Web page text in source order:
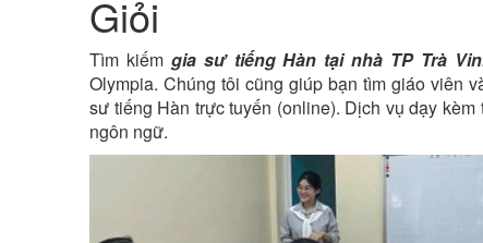
Giỏi
Tìm kiếm gia sư tiếng Hàn tại nhà TP Trà
Olympia. Chúng tôi cũng giúp bạn tìm giáo viên
sư tiếng Hàn trực tuyến (online). Dịch vụ dạy
ngôn ngữ.